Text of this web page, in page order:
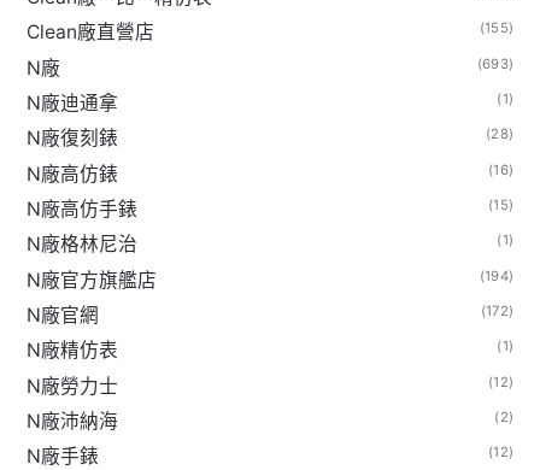
Clean廠直營店 (155)
N廠 (693)
N廠迪通拿 (1)
N廠復刻錶 (28)
N廠高仿錶 (16)
N廠高仿手錶 (15)
N廠格林尼治 (1)
N廠官方旗艦店 (194)
N廠官網 (172)
N廠精仿表 (1)
N廠勞力士 (12)
N廠沛納海 (2)
N廠手錶 (12)